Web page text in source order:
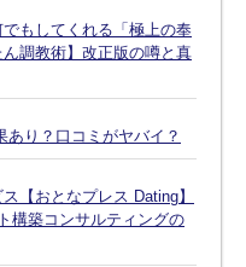
もしてくれる「極上の奉
調教術】改正版の噂と真
り？口コミがヤバイ？
【おとなプレス Dating】
構築コンサルティングの